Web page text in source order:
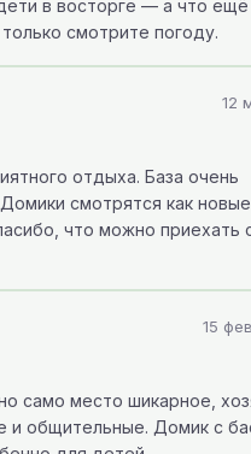
в восторге — а что ещё
смотрите погоду.
12
отдыха. База очень
смотрятся как
что можно приехать
15
само место шикарное,
и общительные. Домик с